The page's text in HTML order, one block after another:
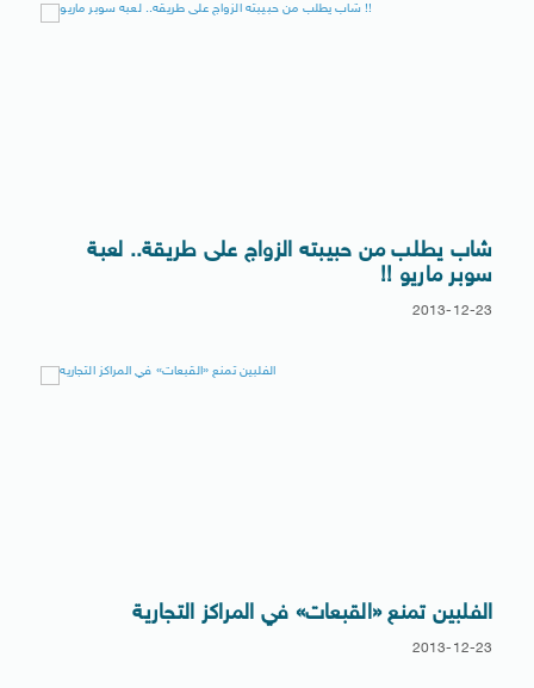
شاب يطلب من حبيبته الزواج على طريقة.. لعبة
سوبر ماريو !!
2013-12-23
الفلبين تمنع «القبعات» في المراكز التجارية
2013-12-23